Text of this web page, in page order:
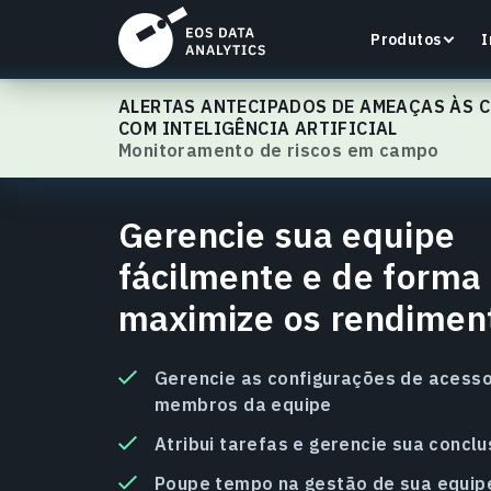
Produtos
LandViewer
Pesquise, visualize e analise imagens de satélite
diretamente no seu navegador.
ALERTAS ANTECIPADOS DE AMEAÇAS ÀS
COM INTELIGÊNCIA ARTIFICIAL
Monitoramento de riscos em campo
EOSDA Crop Monitoring
Gerencie sua equipe
fácilmente e de forma
maximize os
Gerencie as configurações de
membros da equipe
Atribui tarefas e gerencie sua
Poupe tempo na gestão de sua